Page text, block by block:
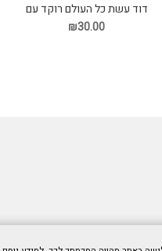
דוד עשת כל העולם רוקד עם
תקליט
₪30.00